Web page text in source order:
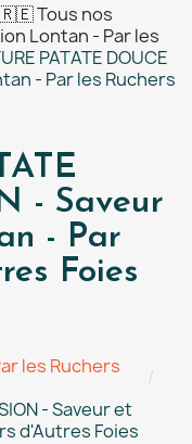
🇷🇪 Tous nos
Lontan - Par les
PATATE DOUCE
- Par les Ruchers
- Saveur
- Par
Foies
les Ruchers
- Saveur et
d'Autres Foies